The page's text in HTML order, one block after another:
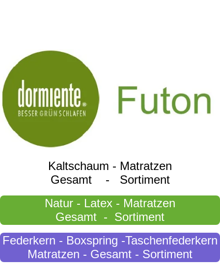
Kaltschaum - Matratzen
Gesamt - Sortiment
Natur - Latex - Matratzen
Gesamt - Sortiment
Federkern - Boxspring -Taschenfederkern
Matratzen - Gesamt - Sortiment